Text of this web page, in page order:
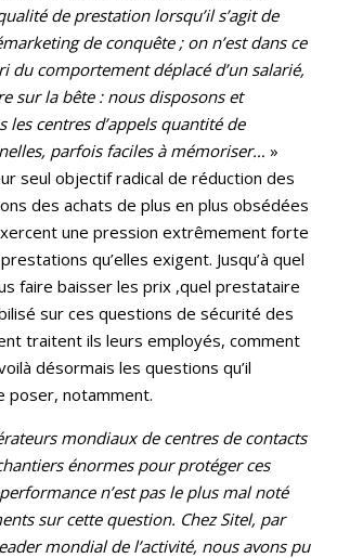
de prestation lorsqu’il s’agit de
de conquête ; on n’est dans ce
du comportement déplacé d’un salarié,
sur la bête : nous disposons et
les centres d’appels quantité de
parfois faciles à mémoriser… »
seul objectif radical de réduction des
des achats de plus en plus obsédées
une pression extrêmement forte
qu’elles exigent. Jusqu’à quel
faire baisser les prix ,quel prestataire
sur ces questions de sécurité des
traitent ils leurs employés, comment
désormais les questions qu’il
poser, notamment.
mondiaux de centres de contacts
énormes pour protéger ces
n’est pas le plus mal noté
sur cette question. Chez Sitel, par
mondial de l’activité, nous avons pu